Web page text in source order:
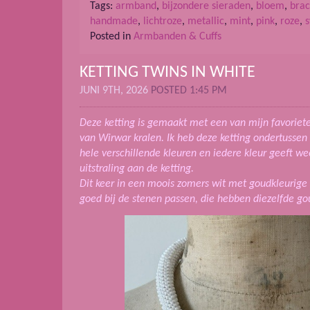
Tags: armband, bijzondere sieraden, bloem,
handmade, lichtroze, metallic, mint, pink, roze,
Posted in Armbanden & Cuffs
KETTING TWINS IN WHITE
JUNI 9TH, 2026 POSTED 1:45 PM
Deze ketting is gemaakt met een van mijn
van Wirwar kralen. Ik heb deze ketting
hele verschillende kleuren en iedere kleur geeft
uitstraling aan de ketting.
Dit keer in een moois zomers wit met
goed bij de stenen passen, die hebben diezelfde